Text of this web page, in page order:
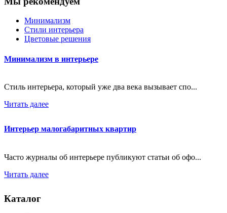
Минимализм
Стили интерьера
Цветовые решения
Минимализм в интерьере
Стиль интерьера, который уже два века вызывает спо...
Читать далее
Интерьер малогабаритных квартир
Часто журналы об интерьере публикуют статьи об офо...
Читать далее
Каталог